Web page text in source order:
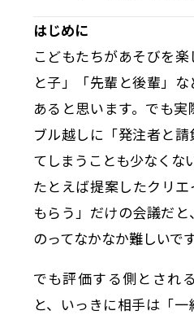
はじめに
こどもたちがあそびを
と子」「先輩と後輩」
あると思います。でも
ブル越しに「発注者と
てしまうことも少なくな
たとえば提案したクリ
もらう」だけの会議だ
のってなかなか難しいです
でも評価する側とされ
と、いっきに相手は「